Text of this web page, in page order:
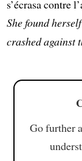
s’écrasa contre
She found
crashed against
Go further